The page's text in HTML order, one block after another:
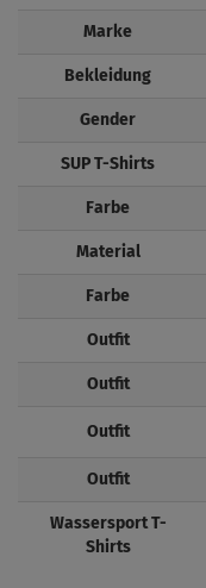
Marke
Bekleidung
Gender
SUP T-Shirts
Farbe
Material
Farbe
Outfit
Outfit
Outfit
Outfit
Wassersport T-
Shirts